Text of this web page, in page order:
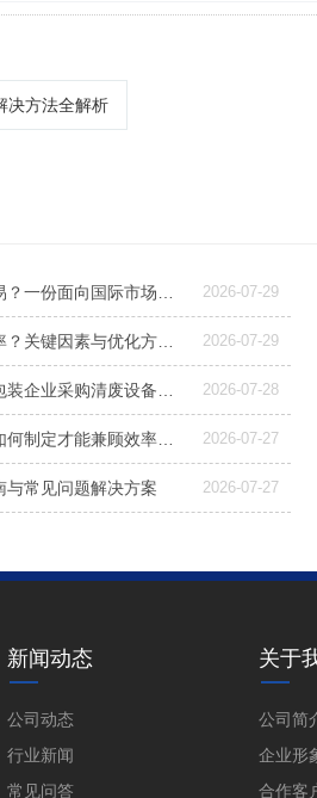
决方法全解析
2026-07-29
2026-07-29
2026-07-28
2026-07-27
与常见问题解决方案 2026-07-27
新闻动态
公司动态
行业新闻
常见问答
关于
公司简
企业形
合作客